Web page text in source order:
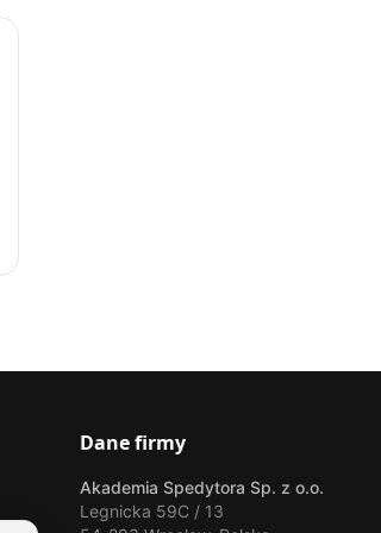
Dane firmy
Akademia Spedytora Sp. z o.o.
Legnicka 59C / 13